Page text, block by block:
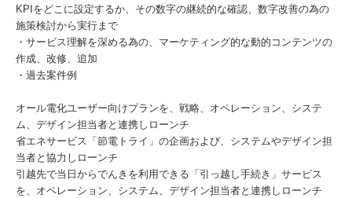
KPIをどこに設定するか、その数字の継続的な確認、数字改善の為の
施策検討から実行まで
・サービス理解を深める為の、マーケティング的な動的コンテンツの
作成、改修、追加
・過去案件例
オール電化ユーザー向けプランを、戦略、オペレーション、システ
ム、デザイン担当者と連携しローンチ
省エネサービス「節電トライ」の企画および、システムやデザイン担
当者と協力しローンチ
引越先で当日からでんきを利用できる「引っ越し手続き」サービス
を、オペレーション、システム、デザイン担当者と連携しローンチ